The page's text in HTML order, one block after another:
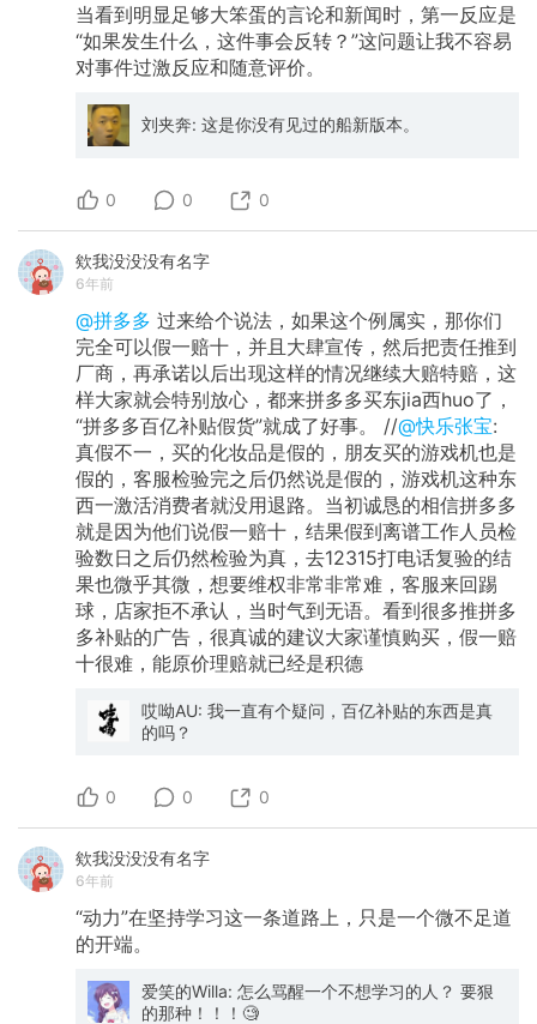
当看到明显足够大笨蛋的言论和新闻时，第一反应是
“如果发生什么，这件事会反转？”这问题让我不容易
对事件过激反应和随意评价。
刘夹奔: 这是你没有见过的船新版本。
0 0 0
欸我没没没有名字
6年前
@拼多多 过来给个说法，如果这个例属实，那你们
完全可以假一赔十，并且大肆宣传，然后把责任推到
厂商，再承诺以后出现这样的情况继续大赔特赔，这
样大家就会特别放心，都来拼多多买东jia西huo了，
“拼多多百亿补贴假货”就成了好事。 //@快乐张宝:
真假不一，买的化妆品是假的，朋友买的游戏机也是
假的，客服检验完之后仍然说是假的，游戏机这种东
西一激活消费者就没用退路。当初诚恳的相信拼多多
就是因为他们说假一赔十，结果假到离谱工作人员检
验数日之后仍然检验为真，去12315打电话复验的结
果也微乎其微，想要维权非常非常难，客服来回踢
球，店家拒不承认，当时气到无语。看到很多推拼多
多补贴的广告，很真诚的建议大家谨慎购买，假一赔
十很难，能原价理赔就已经是积德
哎呦AU: 我一直有个疑问，百亿补贴的东西是真
的吗？
0 0 0
欸我没没没有名字
6年前
“动力”在坚持学习这一条道路上，只是一个微不足道
的开端。
爱笑的Willa: 怎么骂醒一个不想学习的人？ 要狠
的那种！！！🧐